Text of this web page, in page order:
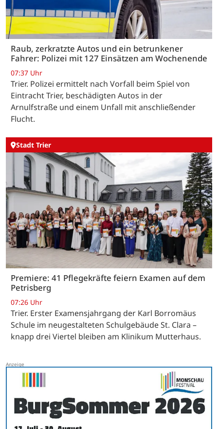
Raub, zerkratzte Autos und ein betrunkener
Fahrer: Polizei mit 127 Einsätzen am Wochenende
07:37 Uhr
Trier. Polizei ermittelt nach Vorfall beim Spiel von
Eintracht Trier, beschädigten Autos in der
Arnulfstraße und einem Unfall mit anschließender
Flucht.
Stadt Trier
Premiere: 41 Pflegekräfte feiern Examen auf dem
Petrisberg
07:26 Uhr
Trier. Erster Examensjahrgang der Karl Borromäus
Schule im neugestalteten Schulgebäude St. Clara –
knapp drei Viertel bleiben am Klinikum Mutterhaus.